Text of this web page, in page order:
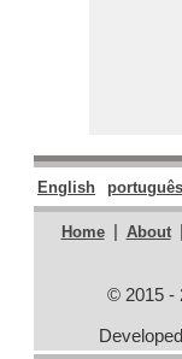
English português
Home | About |
© 2015 -